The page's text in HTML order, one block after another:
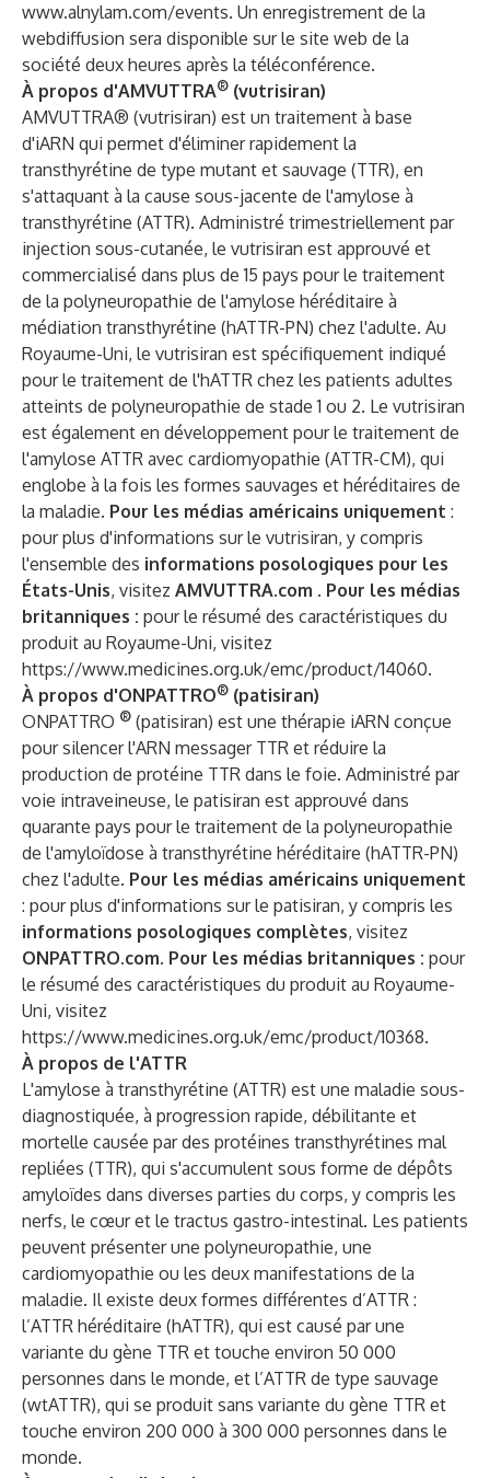
www.alnylam.com/events. Un enregistrement de la
webdiffusion sera disponible sur le site web de la
société deux heures après la téléconférence.
À propos d'AMVUTTRA® (vutrisiran)
AMVUTTRA® (vutrisiran) est un traitement à base
d'iARN qui permet d'éliminer rapidement la
transthyrétine de type mutant et sauvage (TTR), en
s'attaquant à la cause sous-jacente de l'amylose à
transthyrétine (ATTR). Administré trimestriellement par
injection sous-cutanée, le vutrisiran est approuvé et
commercialisé dans plus de 15 pays pour le traitement
de la polyneuropathie de l'amylose héréditaire à
médiation transthyrétine (hATTR-PN) chez l'adulte. Au
Royaume-Uni, le vutrisiran est spécifiquement indiqué
pour le traitement de l'hATTR chez les patients adultes
atteints de polyneuropathie de stade 1 ou 2. Le vutrisiran
est également en développement pour le traitement de
l'amylose ATTR avec cardiomyopathie (ATTR-CM), qui
englobe à la fois les formes sauvages et héréditaires de
la maladie. Pour les médias américains uniquement :
pour plus d'informations sur le vutrisiran, y compris
l'ensemble des informations posologiques pour les
États-Unis, visitez AMVUTTRA.com . Pour les médias
britanniques : pour le résumé des caractéristiques du
produit au Royaume-Uni, visitez
https://www.medicines.org.uk/emc/product/14060.
À propos d'ONPATTRO® (patisiran)
ONPATTRO ® (patisiran) est une thérapie iARN conçue
pour silencer l'ARN messager TTR et réduire la
production de protéine TTR dans le foie. Administré par
voie intraveineuse, le patisiran est approuvé dans
quarante pays pour le traitement de la polyneuropathie
de l'amyloïdose à transthyrétine héréditaire (hATTR-PN)
chez l'adulte. Pour les médias américains uniquement
: pour plus d'informations sur le patisiran, y compris les
informations posologiques complètes, visitez
ONPATTRO.com. Pour les médias britanniques : pour
le résumé des caractéristiques du produit au Royaume-
Uni, visitez
https://www.medicines.org.uk/emc/product/10368.
À propos de l'ATTR
L'amylose à transthyrétine (ATTR) est une maladie sous-
diagnostiquée, à progression rapide, débilitante et
mortelle causée par des protéines transthyrétines mal
repliées (TTR), qui s'accumulent sous forme de dépôts
amyloïdes dans diverses parties du corps, y compris les
nerfs, le cœur et le tractus gastro-intestinal. Les patients
peuvent présenter une polyneuropathie, une
cardiomyopathie ou les deux manifestations de la
maladie. Il existe deux formes différentes d’ATTR :
l’ATTR héréditaire (hATTR), qui est causé par une
variante du gène TTR et touche environ 50 000
personnes dans le monde, et l’ATTR de type sauvage
(wtATTR), qui se produit sans variante du gène TTR et
touche environ 200 000 à 300 000 personnes dans le
monde.